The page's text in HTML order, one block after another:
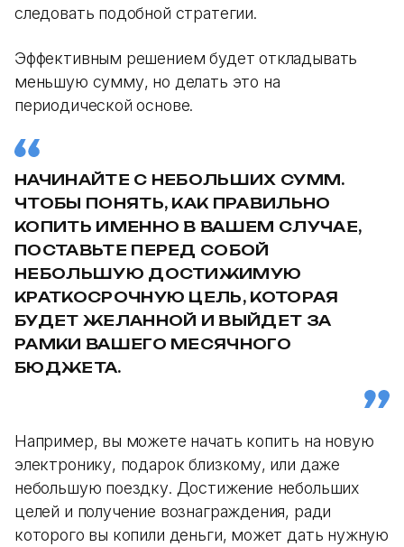
следовать подобной стратегии.
Эффективным решением будет откладывать
меньшую сумму, но делать это на
периодической основе.
НАЧИНАЙТЕ С НЕБОЛЬШИХ СУММ.
ЧТОБЫ ПОНЯТЬ, КАК ПРАВИЛЬНО
КОПИТЬ ИМЕННО В ВАШЕМ СЛУЧАЕ,
ПОСТАВЬТЕ ПЕРЕД СОБОЙ
НЕБОЛЬШУЮ ДОСТИЖИМУЮ
КРАТКОСРОЧНУЮ ЦЕЛЬ, КОТОРАЯ
БУДЕТ ЖЕЛАННОЙ И ВЫЙДЕТ ЗА
РАМКИ ВАШЕГО МЕСЯЧНОГО
БЮДЖЕТА.
Например, вы можете начать копить на новую
электронику, подарок близкому, или даже
небольшую поездку. Достижение небольших
целей и получение вознаграждения, ради
которого вы копили деньги, может дать нужную